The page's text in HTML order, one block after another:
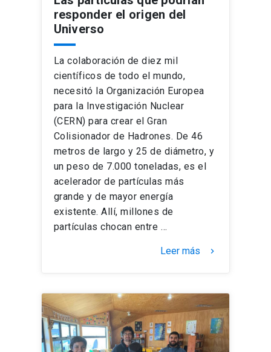
responder el origen del
Universo
La colaboración de diez mil
científicos de todo el mundo,
necesitó la Organización Europea
para la Investigación Nuclear
(CERN) para crear el Gran
Colisionador de Hadrones. De 46
metros de largo y 25 de diámetro, y
un peso de 7.000 toneladas, es el
acelerador de partículas más
grande y de mayor energía
existente. Allí, millones de
partículas chocan entre …
Leer más keyboard_arrow_right